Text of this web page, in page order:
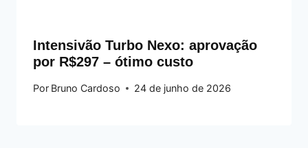
Intensivão Turbo Nexo: aprovação
por R$297 – ótimo custo
Por Bruno Cardoso 24 de junho de 2026